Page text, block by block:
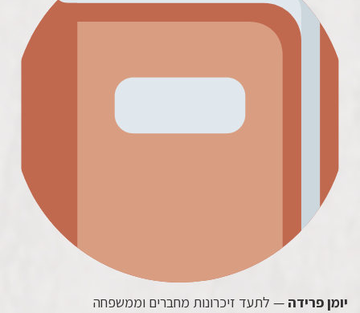
יומן פרידה — לתעד זיכרונות מחברים וממשפחה